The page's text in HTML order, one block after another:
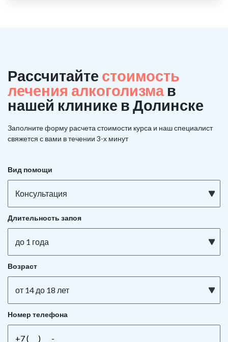
Рассчитайте стоимость
лечения алкоголизма в
нашей клинике в Долинске
Заполните форму расчета стоимости курса и наш специалист
свяжется с вами в течении 3-х минут
Вид помощи
Консультация
Длительность запоя
до 1 года
Возраст
от 14 до 18 лет
Номер телефона